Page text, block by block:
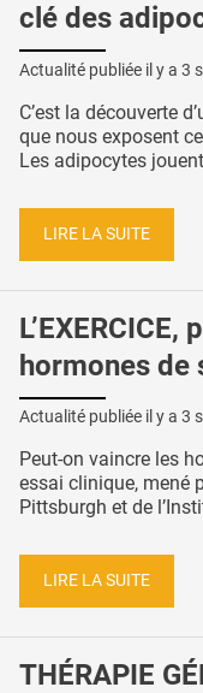
clé des
Actualité publiée il y a 3
C’est la découverte
que nous exposent
Les adipocytes
LIRE LA SUITE
hormones de
Actualité publiée il y a 3
Peut-on vaincre les
essai clinique, mené
Pittsburgh et de
LIRE LA SUITE
THÉRAPIE